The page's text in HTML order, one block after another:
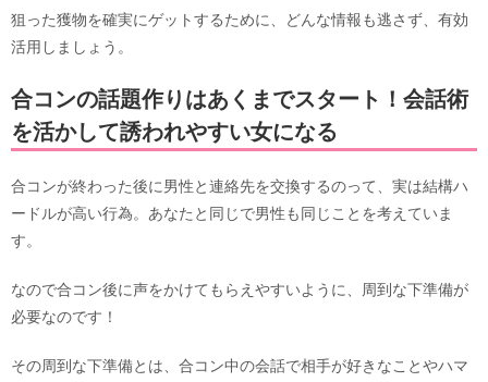
狙った獲物を確実にゲットするために、どんな情報も逃さず、有効
活用しましょう。
合コンの話題作りはあくまでスタート！会話術
を活かして誘われやすい女になる
合コンが終わった後に男性と連絡先を交換するのって、実は結構ハ
ードルが高い行為。あなたと同じで男性も同じことを考えていま
す。
なので合コン後に声をかけてもらえやすいように、周到な下準備が
必要なのです！
その周到な下準備とは、合コン中の会話で相手が好きなことやハマ